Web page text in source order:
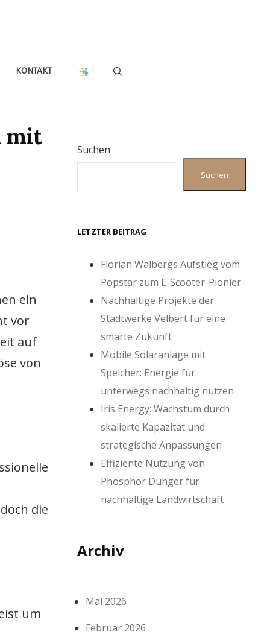
KONTAKT
mit
ein
vor
auf
von
die
um
Suchen
Suchen
LETZTER BEITRAG
Florian Walbergs Aufstieg vom
Popstar zum E-Scooter-Pionier
Nachhaltige Projekte der
Stadtwerke Velbert für eine
smarte Zukunft
Mobile Solaranlage mit
Speicher: Energie für
unterwegs nachhaltig nutzen
Iris Energy: Wachstum durch
skalierte Kapazität und
strategische Anpassungen
Effiziente Nutzung von
Phosphor Dünger für
nachhaltige Landwirtschaft
Archiv
Mai 2026
Februar 2026